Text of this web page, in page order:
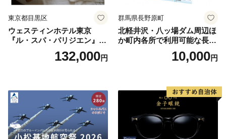
東京都目黒区
ウェスティンホテル東京
『ル・スパ・パリジエン』選
べるボディセラピー90分/1名
132,000円
群馬県長野原町
北軽井沢・八ッ場ダム周辺ほ
か町内各所で利用可能な長野
原町ふるさと感謝券（3,000
円分）【トラベル 観光 旅行
10,000円